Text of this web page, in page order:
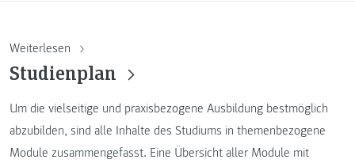
Weiterlesen
Studienplan
Um die vielseitige und praxisbezogene Ausbildung bestmöglich
abzubilden, sind alle Inhalte des Studiums in themenbezogene
Module zusammengefasst. Eine Übersicht aller Module mit